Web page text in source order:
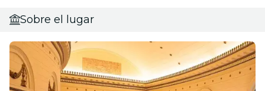
Sobre el lugar